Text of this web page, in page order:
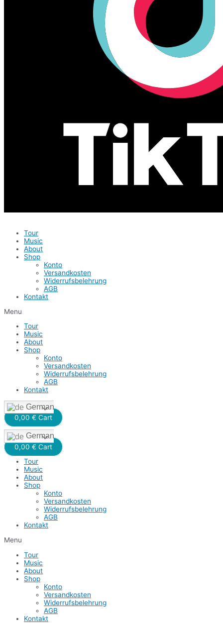
Tour
Music
About
Shop
Konto
Versandkosten
Widerrufsbelehrung
AGB
Kontakt
Menu
Tour
Music
About
Shop
Konto
Versandkosten
Widerrufsbelehrung
AGB
Kontakt
German
0,00 € Cart
German
0,00 € Cart
Tour
Music
About
Shop
Konto
Versandkosten
Widerrufsbelehrung
AGB
Kontakt
Menu
Tour
Music
About
Shop
Konto
Versandkosten
Widerrufsbelehrung
AGB
Kontakt